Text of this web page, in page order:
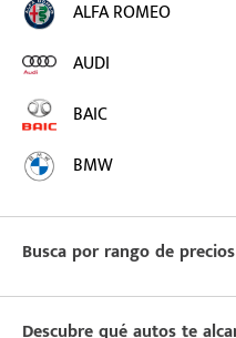
ALFA ROMEO
AUDI
BAIC
BMW
BUICK
BYD
CADILLAC
Busca por rango de precios
Descubre qué autos te